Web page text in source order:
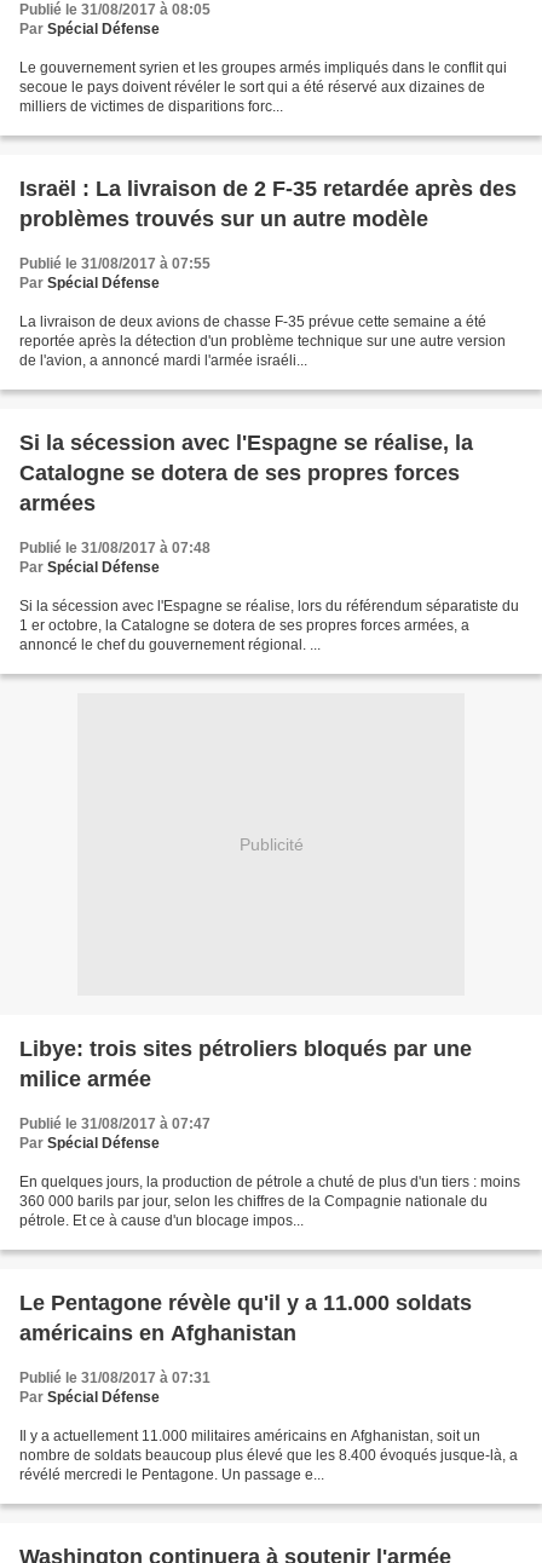
Publié le 31/08/2017 à 08:05
Par Spécial Défense
Le gouvernement syrien et les groupes armés impliqués dans le conflit qui
secoue le pays doivent révéler le sort qui a été réservé aux dizaines de
milliers de victimes de disparitions forc...
Israël : La livraison de 2 F-35 retardée après des
problèmes trouvés sur un autre modèle
Publié le 31/08/2017 à 07:55
Par Spécial Défense
La livraison de deux avions de chasse F-35 prévue cette semaine a été
reportée après la détection d'un problème technique sur une autre version
de l'avion, a annoncé mardi l'armée israéli...
Si la sécession avec l'Espagne se réalise, la
Catalogne se dotera de ses propres forces
armées
Publié le 31/08/2017 à 07:48
Par Spécial Défense
Si la sécession avec l'Espagne se réalise, lors du référendum séparatiste du
1 er octobre, la Catalogne se dotera de ses propres forces armées, a
annoncé le chef du gouvernement régional. ...
Publicité
Libye: trois sites pétroliers bloqués par une
milice armée
Publié le 31/08/2017 à 07:47
Par Spécial Défense
En quelques jours, la production de pétrole a chuté de plus d'un tiers : moins
360 000 barils par jour, selon les chiffres de la Compagnie nationale du
pétrole. Et ce à cause d'un blocage impos...
Le Pentagone révèle qu'il y a 11.000 soldats
américains en Afghanistan
Publié le 31/08/2017 à 07:31
Par Spécial Défense
Il y a actuellement 11.000 militaires américains en Afghanistan, soit un
nombre de soldats beaucoup plus élevé que les 8.400 évoqués jusque-là, a
révélé mercredi le Pentagone. Un passage e...
Washington continuera à soutenir l'armée